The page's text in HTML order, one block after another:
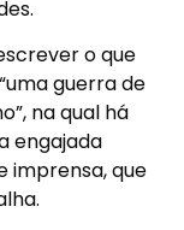
o que
guerra de
na qual há
engajada
imprensa, que